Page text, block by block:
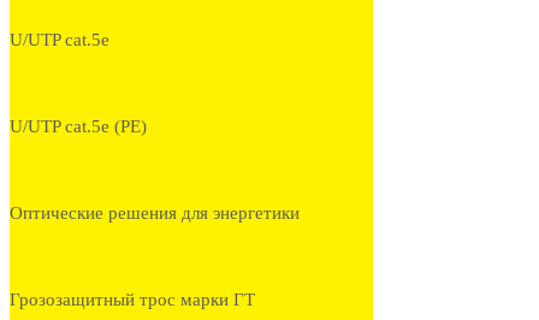
U/UTP cat.5e
U/UTP cat.5e (PE)
Оптические решения для энергетики
Грозозащитный трос марки ГТ